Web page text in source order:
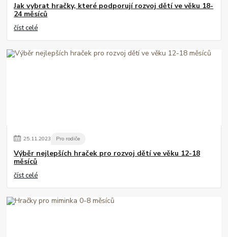
Jak vybrat hračky, které podporují rozvoj dětí ve věku 18-
24 měsíců
číst celé
25.11.2023 Pro rodiče
Výběr nejlepších hraček pro rozvoj dětí ve věku 12-18
měsíců
číst celé